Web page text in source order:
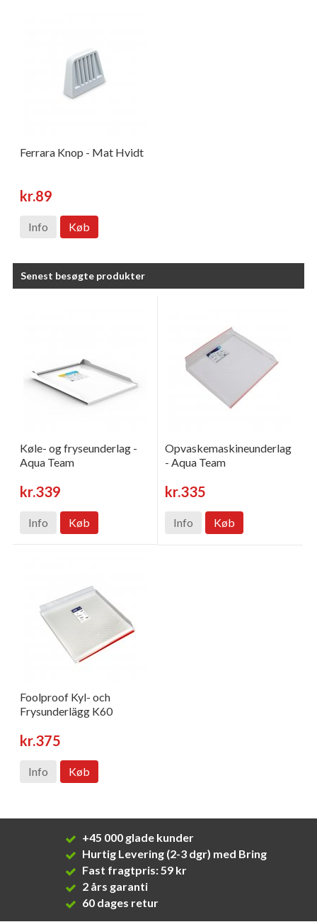
Ferrara Knop - Mat Hvidt
kr.89
Info Køb
Senest besøgte produkter
Køle- og fryseunderlag -
Aqua Team
kr.339
Info Køb
Opvaskemaskineunderlag
- Aqua Team
kr.335
Info Køb
Foolproof Kyl- och
Frysunderlägg K60
kr.375
Info Køb
+45 000 glade kunder
Hurtig Levering (2-3 dgr) med Bring
Fast fragtpris: 59 kr
2 års garanti
60 dages retur